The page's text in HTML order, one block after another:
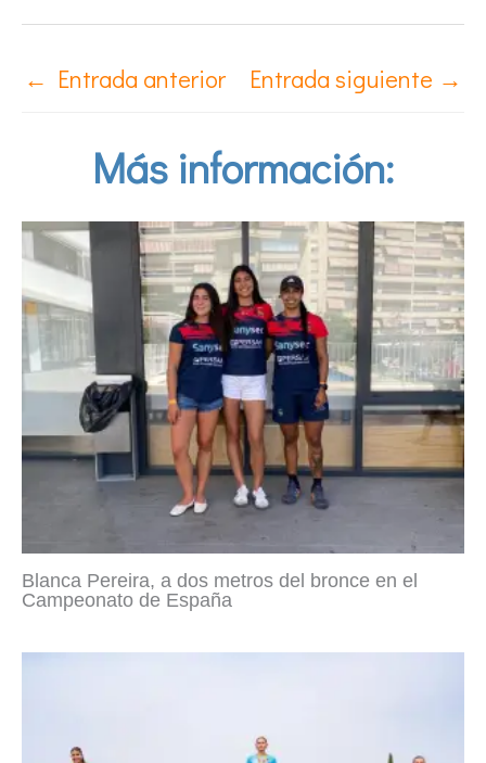
← Entrada anterior Entrada siguiente →
Más información:
Blanca Pereira, a dos metros del bronce en el
Campeonato de España